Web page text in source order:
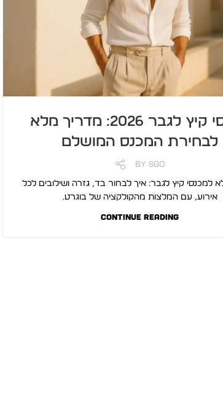
מכנסי קיץ לגבר 2026: מדריך מלא
לבחירת המכנס המושלם
By SGO
למכנסי קיץ לגבר: איך לבחור בד, גזרה ושילובים לכל
אירוע, עם המלצות מהקולקציה של בוגרט.
CONTINUE READING